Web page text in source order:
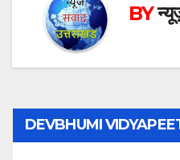
BY
DEVBHUMI